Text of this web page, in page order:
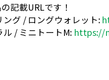
記載URLです！
グ / ロングウォレット:
/ ミニトートM: https://